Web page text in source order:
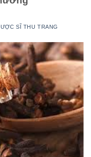
SĨ THU TRANG